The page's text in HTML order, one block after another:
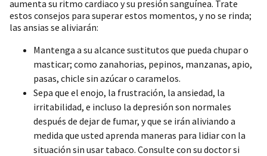
aumenta su ritmo cardiaco y su presión sanguínea. Trate
estos consejos para superar estos momentos, y no se rinda;
las ansias se aliviarán:
Mantenga a su alcance sustitutos que pueda chupar o
masticar; como zanahorias, pepinos, manzanas, apio,
pasas, chicle sin azúcar o caramelos.
Sepa que el enojo, la frustración, la ansiedad, la
irritabilidad, e incluso la depresión son normales
después de dejar de fumar, y que se irán aliviando a
medida que usted aprenda maneras para lidiar con la
situación sin usar tabaco. Consulte con su doctor si